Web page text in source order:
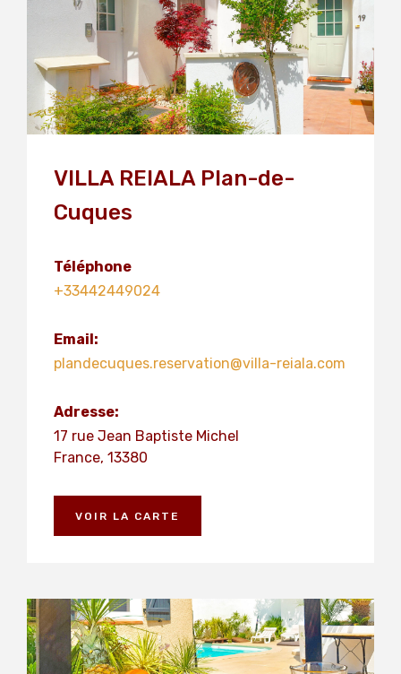
VILLA REIALA Plan-de-
Cuques
Téléphone
+33442449024
Email:
plandecuques.reservation@villa-reiala.com
Adresse:
17 rue Jean Baptiste Michel
France, 13380
VOIR LA CARTE